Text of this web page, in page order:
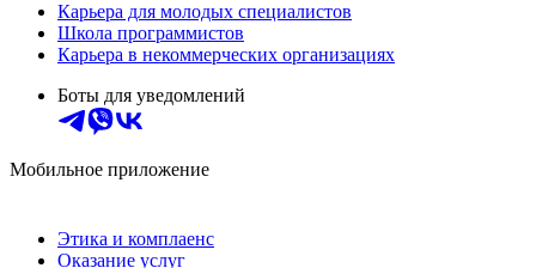
Карьера для молодых специалистов
Школа программистов
Карьера в некоммерческих организациях
Боты для уведомлений
Мобильное приложение
Этика и комплаенс
Оказание услуг